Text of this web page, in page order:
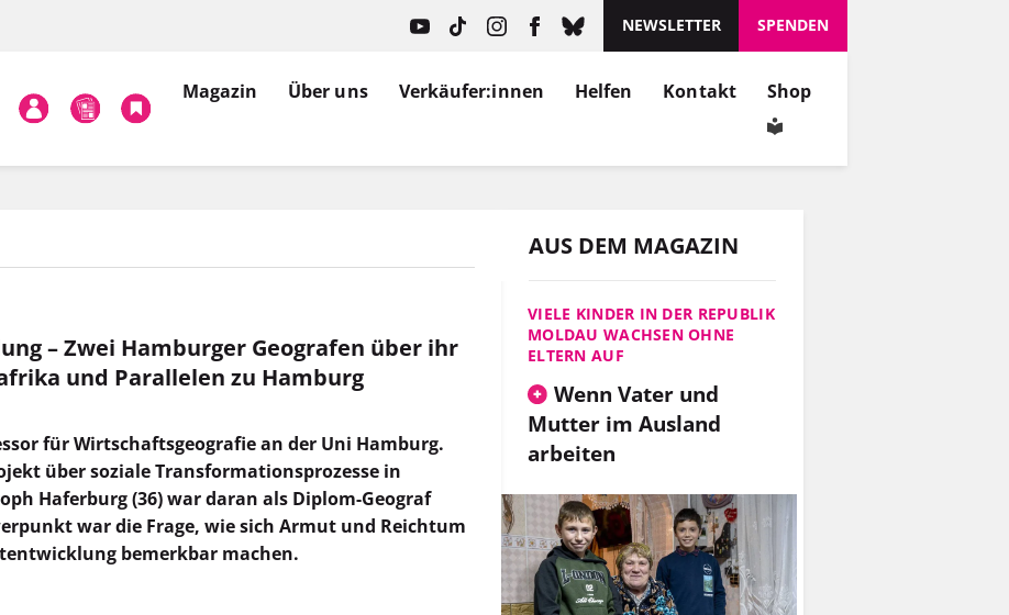
NEWSLETTER SPENDEN
Magazin Über uns Verkäufer:innen Helfen Kontakt Shop
– Zwei Hamburger Geografen über ihr
und Parallelen zu Hamburg
für Wirtschaftsgeografie an der Uni Hamburg.
über soziale Transformationsprozesse in
Haferburg (36) war daran als Diplom-Geograf
war die Frage, wie sich Armut und Reichtum
bemerkbar machen.
AUS DEM MAGAZIN
VIELE KINDER IN DER REPUBLIK
MOLDAU WACHSEN OHNE
ELTERN AUF
Wenn Vater und
Mutter im Ausland
arbeiten